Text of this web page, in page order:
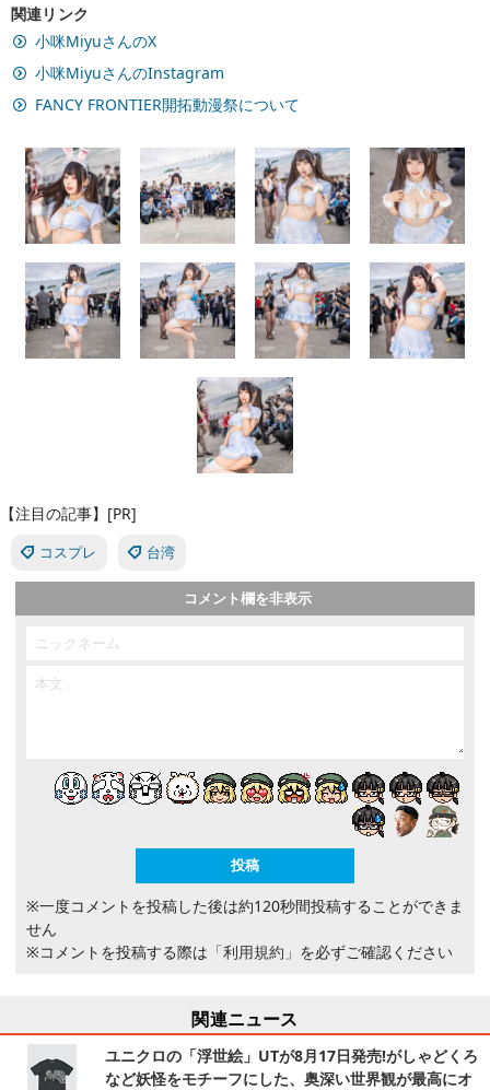
関連リンク
小咪MiyuさんのX
小咪MiyuさんのInstagram
FANCY FRONTIER開拓動漫祭について
【注目の記事】[PR]
コスプレ 台湾
コメント欄を非表示
※一度コメントを投稿した後は約120秒間投稿することができま
せん
※コメントを投稿する際は 「利用規約」 を必ずご確認ください
関連ニュース
ユニクロの「浮世絵」UTが8月17日発売!がしゃどくろ
など妖怪をモチーフにした、奥深い世界観が最高にオ